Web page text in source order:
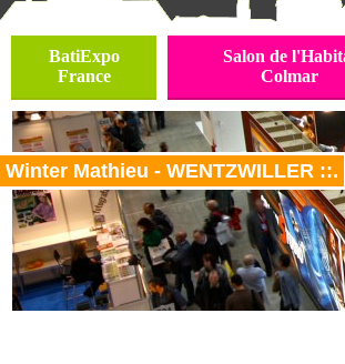
BatiExpo
France
Salon de
Colmar
Winter Mathieu - WENTZWILLER ::.